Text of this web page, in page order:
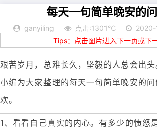
每天一句简单晚安的
ganyiling 点击:1301℃
2020-
Tips：点击图片进入下一页或下
艰苦岁月，总难长久，坚毅的人总会出
小编为大家整理的每天一句简单晚安的
欢。
1、看看自己真实的内心。有多少的愤怒